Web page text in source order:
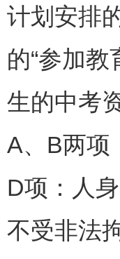
计划安排
的“参加
生的中考
A、B两项
D项：人
不受非法